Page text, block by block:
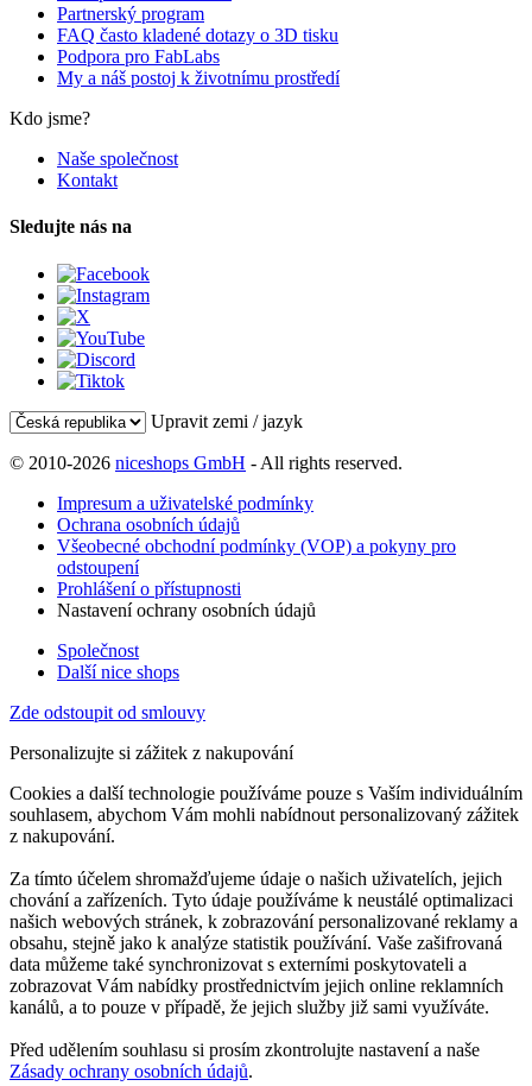
Partnerský program
FAQ často kladené dotazy o 3D tisku
Podpora pro FabLabs
My a náš postoj k životnímu prostředí
Kdo jsme?
Naše společnost
Kontakt
Sledujte nás na
Upravit zemi / jazyk
© 2010-2026 niceshops GmbH - All rights reserved.
Impresum a uživatelské podmínky
Ochrana osobních údajů
Všeobecné obchodní podmínky (VOP) a pokyny pro
odstoupení
Prohlášení o přístupnosti
Nastavení ochrany osobních údajů
Společnost
Další nice shops
Zde odstoupit od smlouvy
Personalizujte si zážitek z nakupování
Cookies a další technologie používáme pouze s Vaším individuálním
souhlasem, abychom Vám mohli nabídnout personalizovaný zážitek
z nakupování.
Za tímto účelem shromažďujeme údaje o našich uživatelích, jejich
chování a zařízeních. Tyto údaje používáme k neustálé optimalizaci
našich webových stránek, k zobrazování personalizované reklamy a
obsahu, stejně jako k analýze statistik používání. Vaše zašifrovaná
data můžeme také synchronizovat s externími poskytovateli a
zobrazovat Vám nabídky prostřednictvím jejich online reklamních
kanálů, a to pouze v případě, že jejich služby již sami využíváte.
Před udělením souhlasu si prosím zkontrolujte nastavení a naše
Zásady ochrany osobních údajů.